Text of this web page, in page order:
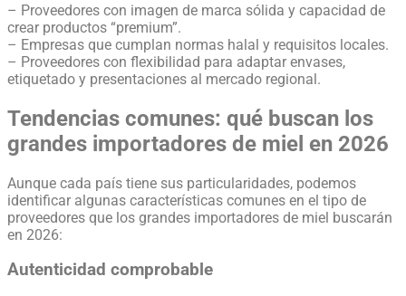
– Proveedores con imagen de marca sólida y capacidad de
crear productos “premium”.
– Empresas que cumplan normas halal y requisitos locales.
– Proveedores con flexibilidad para adaptar envases,
etiquetado y presentaciones al mercado regional.
Tendencias comunes: qué buscan los
grandes importadores de miel en 2026
Aunque cada país tiene sus particularidades, podemos
identificar algunas características comunes en el tipo de
proveedores que los grandes importadores de miel buscarán
en 2026:
Autenticidad comprobable